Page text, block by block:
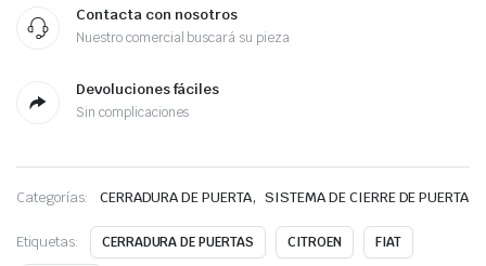
Contacta con nosotros
Nuestro comercial buscará su pieza
Devoluciones fáciles
Sin complicaciones
Categorías: CERRADURA DE PUERTA, SISTEMA DE CIERRE DE PUERTA
Etiquetas: CERRADURA DE PUERTAS CITROEN FIAT